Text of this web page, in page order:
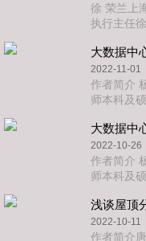
徐 荣兰上
执行主任
造师和一
宁仲裁委员
大数据中
2022-11-01
作者简介
师本科及
位，目前
工学、工
大数据中
2022-10-26
作者简介
师本科及
位，目前
工学、工程
2022-10-11
作者简介